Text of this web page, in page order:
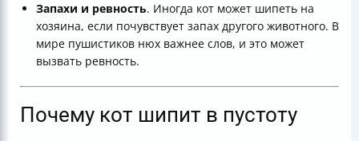
Запахи и ревность. Иногда кот может шипеть на
хозяина, если почувствует запах другого животного. В
мире пушистиков нюх важнее слов, и это может
вызвать ревность.
Почему кот шипит в пустоту